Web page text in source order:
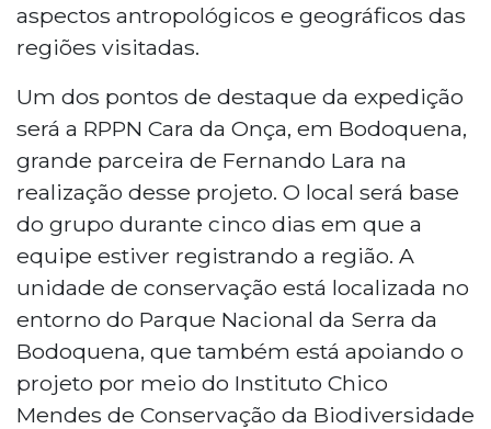
aspectos antropológicos e geográficos das
regiões visitadas.
Um dos pontos de destaque da expedição
será a RPPN Cara da Onça, em Bodoquena,
grande parceira de Fernando Lara na
realização desse projeto. O local será base
do grupo durante cinco dias em que a
equipe estiver registrando a região. A
unidade de conservação está localizada no
entorno do Parque Nacional da Serra da
Bodoquena, que também está apoiando o
projeto por meio do Instituto Chico
Mendes de Conservação da Biodiversidade